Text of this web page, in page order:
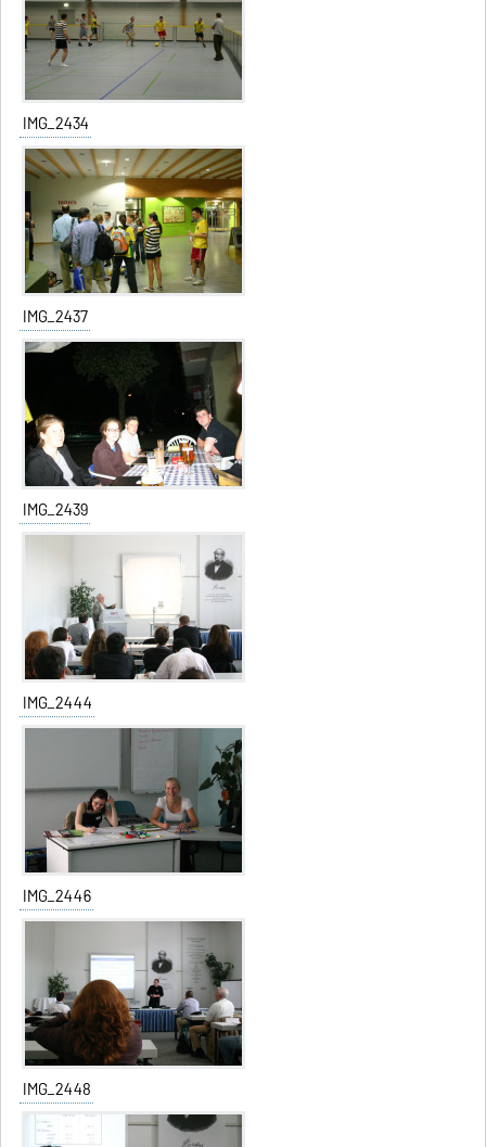
IMG_2434
IMG_2437
IMG_2439
IMG_2444
IMG_2446
IMG_2448